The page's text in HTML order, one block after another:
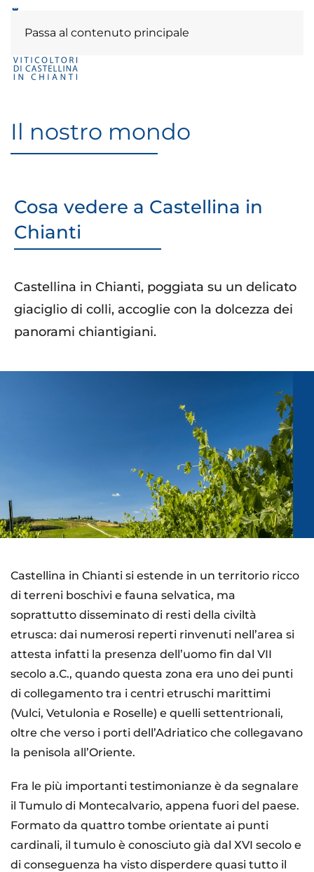
Passa al contenuto principale
Il nostro mondo
Cosa vedere a Castellina in
Chianti
Castellina in Chianti, poggiata su un delicato
giaciglio di colli, accoglie con la dolcezza dei
panorami chiantigiani.
Castellina in Chianti si estende in un territorio ricco
di terreni boschivi e fauna selvatica, ma
soprattutto disseminato di resti della civiltà
etrusca: dai numerosi reperti rinvenuti nell’area si
attesta infatti la presenza dell’uomo fin dal VII
secolo a.C., quando questa zona era uno dei punti
di collegamento tra i centri etruschi marittimi
(Vulci, Vetulonia e Roselle) e quelli settentrionali,
oltre che verso i porti dell’Adriatico che collegavano
la penisola all’Oriente.
Fra le più importanti testimonianze è da segnalare
il Tumulo di Montecalvario, appena fuori del paese.
Formato da quattro tombe orientate ai punti
cardinali, il tumulo è conosciuto già dal XVI secolo e
di conseguenza ha visto disperdere quasi tutto il